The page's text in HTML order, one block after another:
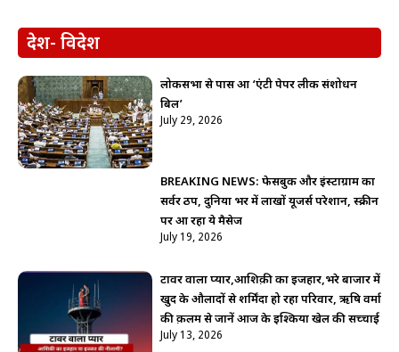
देश- विदेश
लोकसभा से पास हुआ ‘एंटी पेपर लीक संशोधन
बिल’
July 29, 2026
BREAKING NEWS: फेसबुक और इंस्टाग्राम का
सर्वर ठप, दुनिया भर में लाखों यूजर्स परेशान, स्क्रीन
पर आ रहा ये मैसेज
July 19, 2026
टावर वाला प्यार,आशिक़ी का इजहार,भरे बाजार में
खुद के औलादों से शर्मिंदा हो रहा परिवार, ऋषि वर्मा
की क़लम से जानें आज के इश्किया खेल की सच्चाई
July 13, 2026